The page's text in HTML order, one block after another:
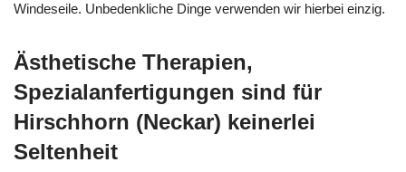
Windeseile. Unbedenkliche Dinge verwenden wir hierbei einzig.
Ästhetische Therapien,
Spezialanfertigungen sind für
Hirschhorn (Neckar) keinerlei
Seltenheit